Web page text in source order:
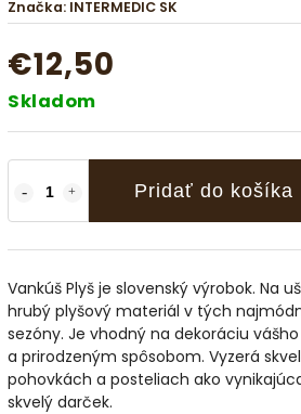
Značka: INTERMEDIC SK
€12,50
Skladom
Pridať do košíka
Vankúš Plyš je slovenský výrobok. Na
hrubý plyšový materiál v tých
sezóny. Je vhodný na dekoráciu
a prirodzeným spôsobom. Vyzerá
pohovkách a posteliach ako
skvelý darček.